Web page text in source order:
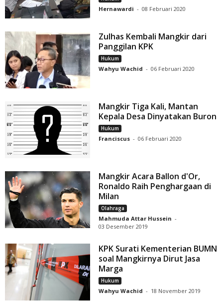
Hernawardi - 08 Februari 2020
Zulhas Kembali Mangkir dari
Panggilan KPK
Hukum
Wahyu Wachid - 06 Februari 2020
Mangkir Tiga Kali, Mantan
Kepala Desa Dinyatakan Buron
Hukum
Franciscus - 06 Februari 2020
Mangkir Acara Ballon d'Or,
Ronaldo Raih Penghargaan di
Milan
Olahraga
Mahmuda Attar Hussein -
03 Desember 2019
KPK Surati Kementerian BUMN
soal Mangkirnya Dirut Jasa
Marga
Hukum
Wahyu Wachid - 18 November 2019